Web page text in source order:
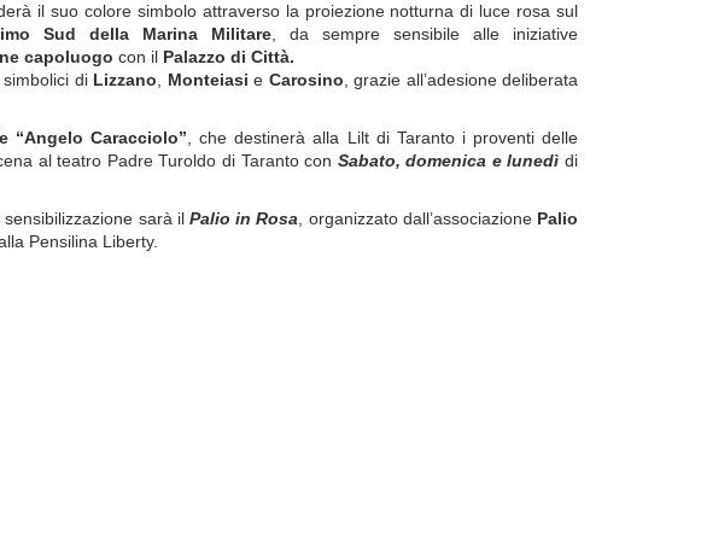
il suo colore simbolo attraverso la proiezione notturna di luce rosasul
Sud della Marina Militare, da sempre sensibile alle iniziative
capoluogo con il Palazzo di Città.
di Lizzano, Monteiasi e Carosino, grazie all’adesione deliberata
“Angelo Caracciolo”, che destinerà alla Lilt di Taranto i proventi delle
al teatro Padre Turoldo di Taranto con Sabato, domenica e lunedì di
sarà ilPalio in Rosa, organizzato dall’associazione Palio
Pensilina Liberty.